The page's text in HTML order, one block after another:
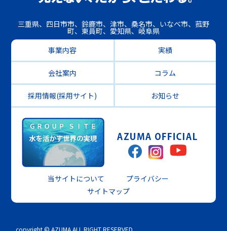
三重県、四日市市、鈴鹿市、津市、桑名市、いなべ市、菰野
町、東員町、愛知県、岐阜県
事業内容
実績
会社案内 コラム
採用情報(採用サイト) お知らせ
当サイトについて
プライバシー
サイトマップ